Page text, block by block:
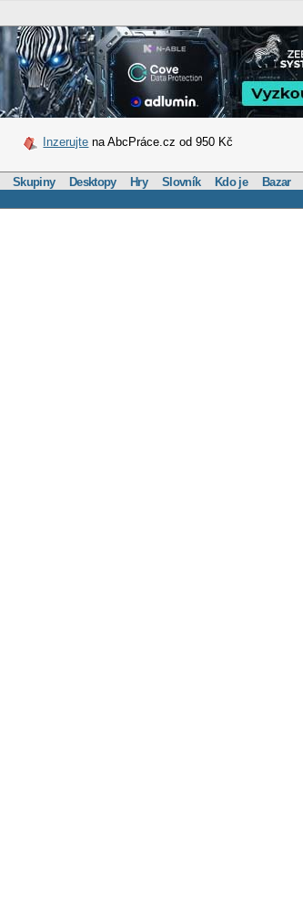
Inzerujte na AbcPráce.cz od 950 Kč
Skupiny Desktopy Hry Slovník Kdo je Bazar